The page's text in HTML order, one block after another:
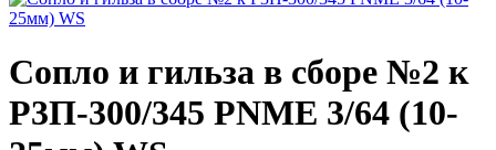
Сопло и гильза в сборе №2 к
Р3П-300/345 PNME 3/64 (10-